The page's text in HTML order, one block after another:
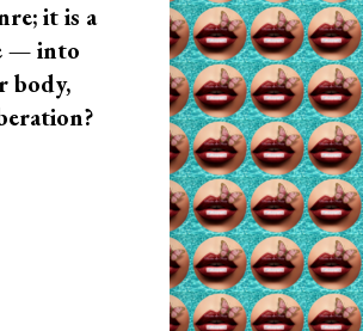
it is a
— into
body,